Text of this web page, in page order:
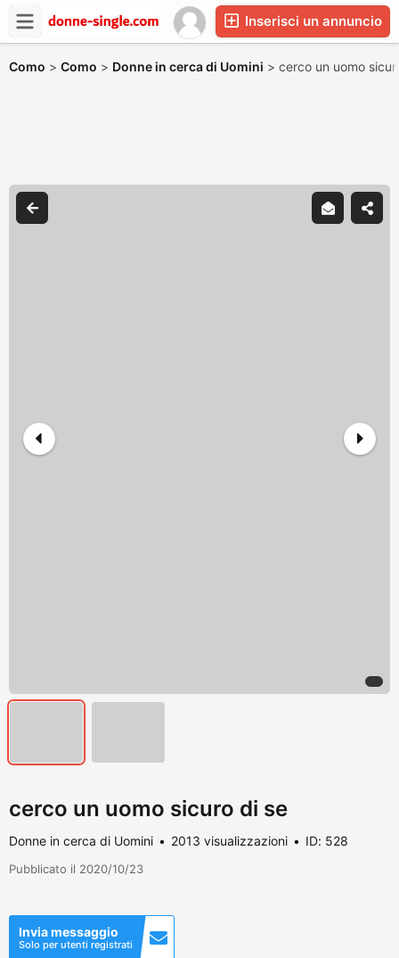
Inserisci un annuncio
Como > Como > Donne in cerca di Uomini > cerco un uomo
cerco un uomo sicuro di se
Donne in cerca di Uomini 2013 visualizzazioni ID: 528
Pubblicato il 2020/10/23
Invia messaggio
Solo per utenti registrati